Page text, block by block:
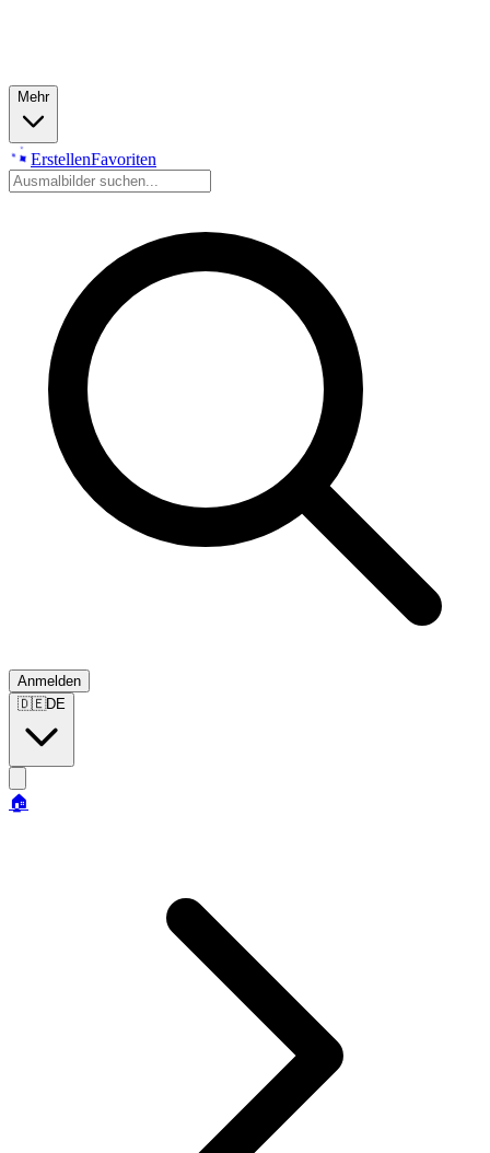
Mehr
ErstellenFavoriten
Anmelden
🇩🇪DE
🏠